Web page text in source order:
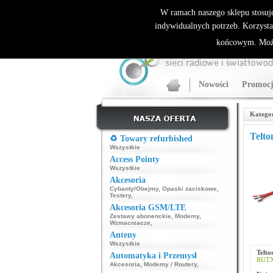
ALLNET.PL Sieci bezprzewodowe - generalny
Nowości
♻️ Towary refurbished
Wszystkie
Access Pointy
Wszystkie
Akcesoria
Cybanty/Obejmy, Opaski zaciskowe
Testery,
Akcesoria GSM/LTE
Zestawy abonenckie Modemy,
Wzmacniacze
Anteny
Wszystkie
Automatyka i Przemysł
Akcesoria Modemy / Routery,
W ramach naszego sklepu
indywidualnych potrzeb.
końcowym.